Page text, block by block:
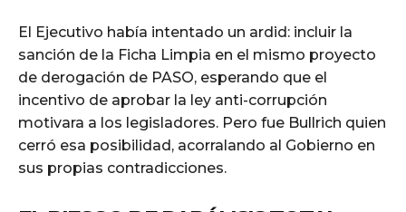
El Ejecutivo había intentado un ardid: incluir la
sanción de la Ficha Limpia en el mismo proyecto
de derogación de PASO, esperando que el
incentivo de aprobar la ley anti-corrupción
motivara a los legisladores. Pero fue Bullrich quien
cerró esa posibilidad, acorralando al Gobierno en
sus propias contradicciones.